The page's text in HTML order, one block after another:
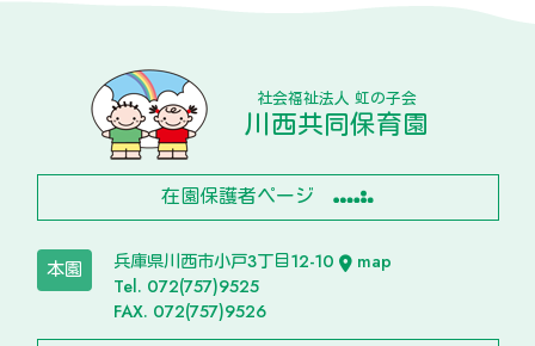
社会福祉法人 虹の子会
川西共同保育園
在園保護者ページ
本園 兵庫県川西市小戸3丁目12-10
map
Tel. 072(757)9525
FAX. 072(757)9526